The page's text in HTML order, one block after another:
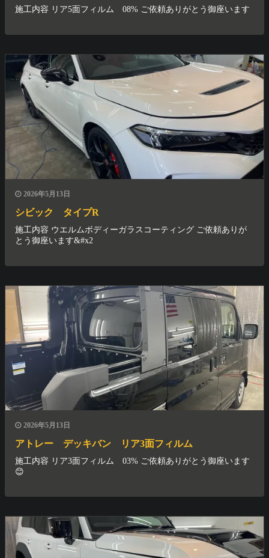
施工内容 リア5面フィルム 08% ご依頼ありがとう御座います
2026年5月13日
シビック タイプR
施工内容 ウエルムボディーガラスコーティング ご依頼ありが
とう御座います&#x2
2026年5月13日
アトレー デッキバン リア3面フィルム
施工内容 リア3面フィルム 03% ご依頼ありがとう御座います
😊